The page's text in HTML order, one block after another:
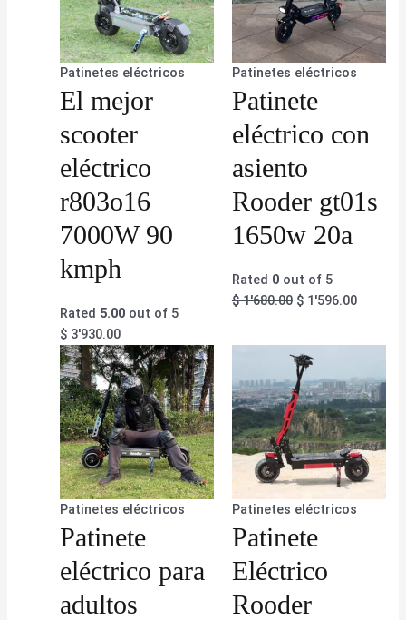
Patinetes eléctricos
El mejor
scooter
eléctrico
r803o16
7000W 90
kmph
Rated 5.00 out of 5
$ 3'930.00
Patinetes eléctricos
Patinete
eléctrico con
asiento
Rooder gt01s
1650w 20a
Rated 0out of 5
$1'680.00 $1'596.00
Patinetes eléctricos
Patinete
eléctrico para
adultos
Patinetes eléctricos
Patinete
Eléctrico
Rooder